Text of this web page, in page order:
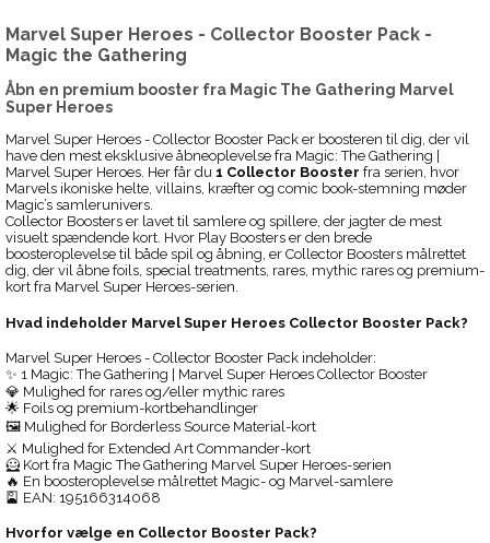
Marvel Super Heroes - Collector Booster Pack -
Magic the Gathering
Åbn en premium booster fra Magic The Gathering Marvel
Super Heroes
Marvel Super Heroes - Collector Booster Pack er boosteren til dig, der vil
have den mest eksklusive åbneoplevelse fra Magic: The Gathering |
Marvel Super Heroes. Her får du 1 Collector Booster fra serien, hvor
Marvels ikoniske helte, villains, kræfter og comic book-stemning møder
Magic’s samlerunivers.
Collector Boosters er lavet til samlere og spillere, der jagter de mest
visuelt spændende kort. Hvor Play Boosters er den brede
boosteroplevelse til både spil og åbning, er Collector Boosters målrettet
dig, der vil åbne foils, special treatments, rares, mythic rares og premium-
kort fra Marvel Super Heroes-serien.
Hvad indeholder Marvel Super Heroes Collector Booster Pack?
Marvel Super Heroes - Collector Booster Pack indeholder:
✨ 1 Magic: The Gathering | Marvel Super Heroes Collector Booster
💎 Mulighed for rares og/eller mythic rares
🌟 Foils og premium-kortbehandlinger
🖼️ Mulighed for Borderless Source Material-kort
⚔️ Mulighed for Extended Art Commander-kort
🦸 Kort fra Magic The Gathering Marvel Super Heroes-serien
🔥 En boosteroplevelse målrettet Magic- og Marvel-samlere
🎴 EAN: 195166314068
Hvorfor vælge en Collector Booster Pack?